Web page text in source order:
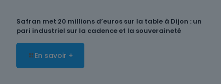
Safran met 20 millions d’euros sur la table à Dijon : un
pari industriel sur la cadence et la souveraineté
En savoir +